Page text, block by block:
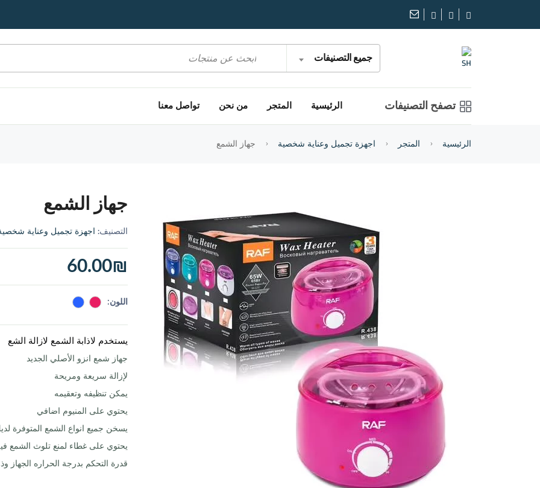
جميع التصنيفات
تصفح التصنيفات الرئيسية المتجر من نحن تواصل معنا
الرئيسية المتجر اجهزة تجميل وعناية شخصية جهاز الشمع
جهاز الشمع
التصنيف:اجهزة تجميل وعناية
60.00₪
اللون:
يستخدم لاذابة الشمع لازالة الشع
جهاز شمع انزو الأصلي الجديد
لإزالة سريعة ومريحة
يمكن تنظيفه وتعقيمه
يحتوي على المنيوم اضافي
يسخن جميع انواع الشمع المتوفرة
يحتوي على غطاء لمنع تلوث الشمع
قدرة التحكم بدرجة الحراره الجهاز